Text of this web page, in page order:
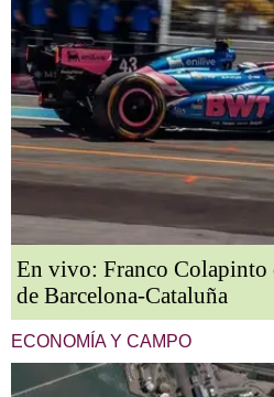
En vivo: Franco Colapinto
de Barcelona-Cataluña
ECONOMÍA Y CAMPO